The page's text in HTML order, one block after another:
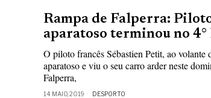
Rampa de Falperra:
aparatoso terminou no 4°
O piloto francês Sébastien Petit, ao volante
aparatoso e viu o seu carro arder neste
Falperra,
14 MAIO, 2019 DESPORTO